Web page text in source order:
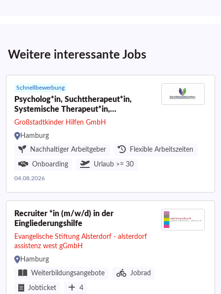
Weitere interessante Jobs
Schnellbewerbung
Psycholog*in, Suchttherapeut*in,
Systemische Therapeut*in,
Sozialpädagog*in, Sozialarbeiter*in
Großstadtkinder Hilfen GmbH
Hamburg
Nachhaltiger Arbeitgeber
Flexible Arbeitszeiten
Onboarding Urlaub >= 30
04.08.2026
Recruiter *in (m/w/d) in der
Eingliederungshilfe
Evangelische Stiftung Alsterdorf - alsterdorf
assistenz west gGmbH
Hamburg
Weiterbildungsangebote
Jobrad
Jobticket 4